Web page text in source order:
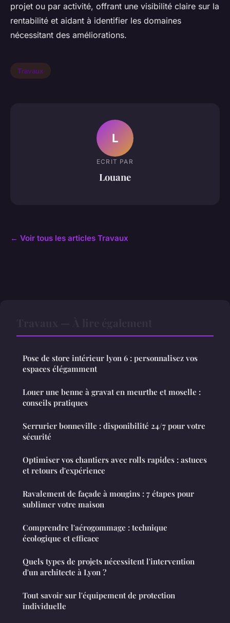
projet ou par activité, offrant une visibilité claire sur la
rentabilité et aidant à identifier les domaines
nécessitant des améliorations.
Travaux
L
ECRIT PAR
Louane
← Voir tous les articles Travaux
Pose de store intérieur lyon 6 : personnalisez vos
espaces élégamment
Louer une benne à gravat en meurthe et moselle :
conseils pratiques
Serrurier bonneville : disponibilité 24/7 pour votre
sécurité
Optimiser vos chantiers avec rolls rapides : astuces
et retours d'expérience
Ravalement de façade à mougins : 7 étapes pour
sublimer votre maison
Comprendre l'aérogommage : technique
écologique et efficace
Quels types de projets nécessitent l'intervention
d'un architecte à Lyon ?
Tout savoir sur l'équipement de protection
individuelle